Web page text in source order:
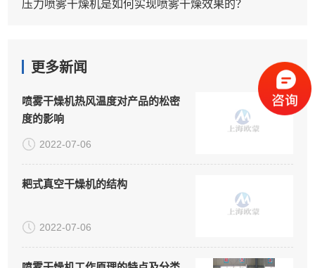
压力喷雾干燥机是如何实现喷雾干燥效果的？
更多新闻
喷雾干燥机热风温度对产品的松密
度的影响
2022-07-06
耙式真空干燥机的结构
2022-07-06